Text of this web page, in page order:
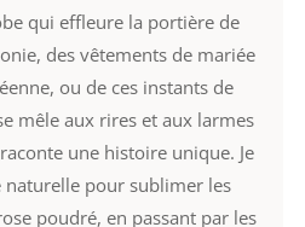
qui effleure la portière de
des vêtements de mariée
ou de ces instants de
mêle aux rires et aux larmes
une histoire unique. Je
pour sublimer les
poudré, en passant par les